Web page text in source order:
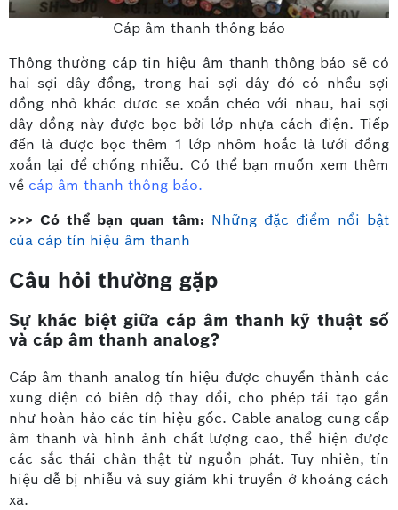
Cáp âm thanh thông báo
Thông thường cáp tin hiệu âm thanh thông báo sẽ có
hai sợi dây đồng, trong hai sợi dây đó có nhều sợi
đồng nhỏ khác đươc se xoắn chéo với nhau, hai sợi
dây dồng này được bọc bởi lớp nhựa cách điện. Tiếp
đến là được bọc thêm 1 lớp nhôm hoắc là lưới đồng
xoắn lại để chống nhiễu. Có thể bạn muốn xem thêm
về cáp âm thanh thông báo.
>>> Có thể bạn quan tâm: Những đặc điểm nổi bật
của cáp tín hiệu âm thanh
Câu hỏi thường gặp
Sự khác biệt giữa cáp âm thanh kỹ thuật số
và cáp âm thanh analog?
Cáp âm thanh analog tín hiệu được chuyển thành các
xung điện có biên độ thay đổi, cho phép tái tạo gần
như hoàn hảo các tín hiệu gốc. Cable analog cung cấp
âm thanh và hình ảnh chất lượng cao, thể hiện được
các sắc thái chân thật từ nguồn phát. Tuy nhiên, tín
hiệu dễ bị nhiễu và suy giảm khi truyền ở khoảng cách
xa.